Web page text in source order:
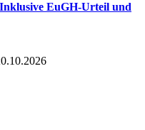
EuGH-Urteil und